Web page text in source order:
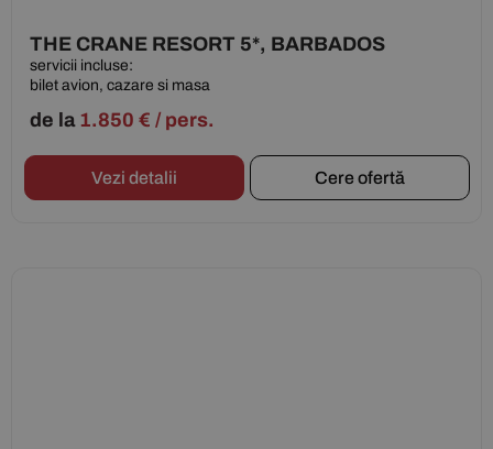
THE CRANE RESORT 5*, BARBADOS
servicii incluse:
bilet avion, cazare si masa
de la 1.850 € / pers.
Vezi detalii Cere ofertă